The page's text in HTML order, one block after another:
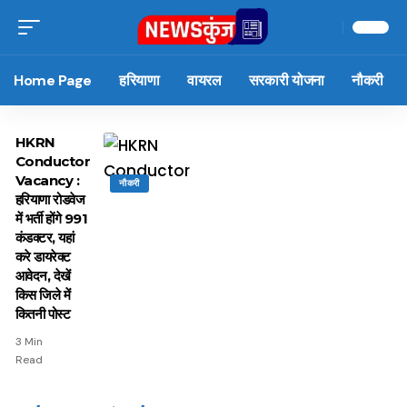
Home Page हरियाणा वायरल सरकारी योजना नौकरी
नौकरी
HKRN
Conductor
Vacancy :
हरियाणा रोडवेज
में भर्ती होंगे 991
कंडक्टर, यहां
करे डायरेक्ट
आवेदन, देखें
किस जिले में
कितनी पोस्ट
3 Min
Read
15 नवंबर से लागू होंगे